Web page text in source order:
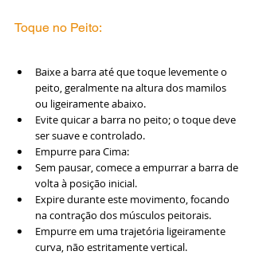
Toque no Peito:
Baixe a barra até que toque levemente o
peito, geralmente na altura dos mamilos
ou ligeiramente abaixo.
Evite quicar a barra no peito; o toque deve
ser suave e controlado.
Empurre para Cima:
Sem pausar, comece a empurrar a barra de
volta à posição inicial.
Expire durante este movimento, focando
na contração dos músculos peitorais.
Empurre em uma trajetória ligeiramente
curva, não estritamente vertical.